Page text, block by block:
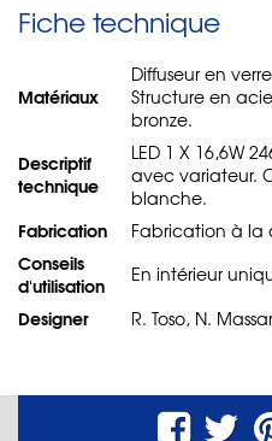
Fiche technique
Matériaux
Diffuseur en
Structure en
bronze.
Descriptif
technique
LED 1 X 16,6W
avec variateur.
blanche.
Fabrication Fabrication à la
Conseils
d'utilisation
En intérieur
Designer R. Toso, N.